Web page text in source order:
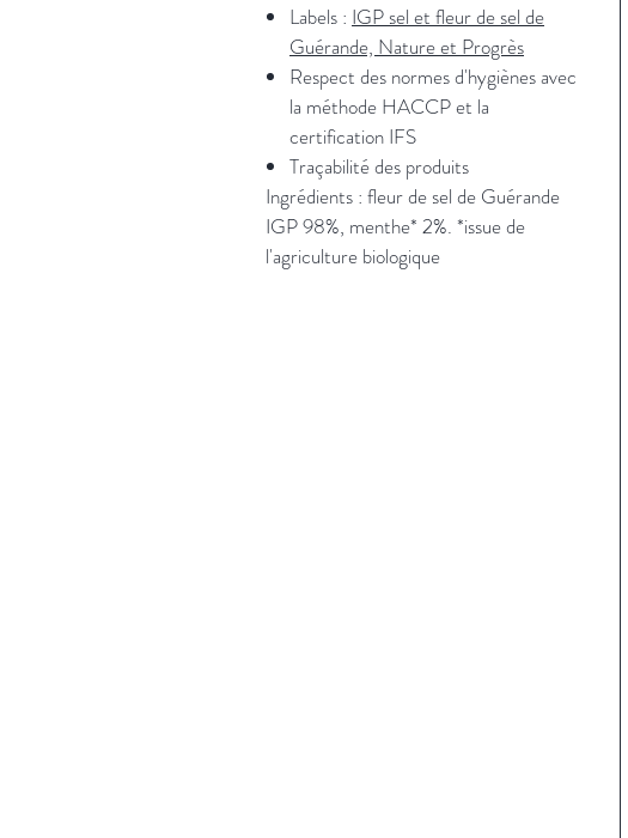
Labels : IGP sel et fleur de sel de
Guérande, Nature et Progrès
Respect des normes d'hygiènes avec
la méthode HACCP et la
certification IFS
Traçabilité des produits
Ingrédients : fleur de sel de Guérande
IGP 98%, menthe* 2%. *issue de
l'agriculture biologique